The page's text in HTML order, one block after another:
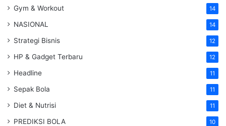
Gym & Workout 14
NASIONAL 14
Strategi Bisnis 12
HP & Gadget Terbaru 12
Headline 11
Sepak Bola 11
Diet & Nutrisi 11
PREDIKSI BOLA 10